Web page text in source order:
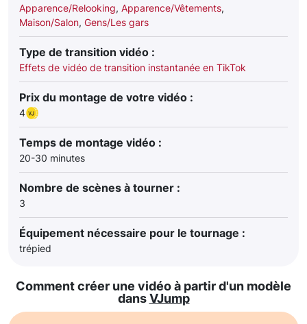
Apparence/Relooking, Apparence/Vêtements,
Maison/Salon, Gens/Les gars
Type de transition vidéo :
Effets de vidéo de transition instantanée en TikTok
Prix du montage de votre vidéo :
4
Temps de montage vidéo :
20-30 minutes
Nombre de scènes à tourner :
3
Équipement nécessaire pour le tournage :
trépied
Comment créer une vidéo à partir d'un modèle
dansVJump